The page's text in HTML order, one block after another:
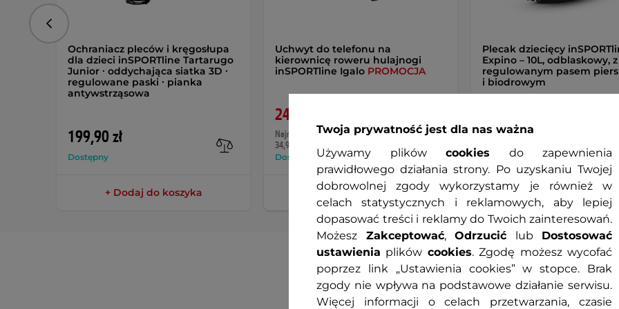
Ochraniacz pleców i kręgosłupa
dla dzieci inSPORTline Tartarugo
Junior ∙ oddychająca siatka 3D ∙
regulowane paski ∙ pianka
antywstrząsowa
199,90 zł
Dostępny
+ Dodaj do koszyka
Uchwyt do telefonu na
kierownicę roweru hulajnogi
inSPORTline Igalo PROMOCJA
24,90 zł
Najniższa cena z 30 dni przed obniżką:
34,90 zł
Dostępny
+ Dodaj do koszyka
Plecak dziecięcy
Expino – 10L, odblaskowy, z
regulowanym pasem
i biodrowym
79,90 zł
Dostępny
+ Dodaj do koszyka
Poprzedni
Twoja prywatność jest dla nas ważna
Używamy plików cookies do zapewnienia
prawidłowego działania strony. Po uzyskaniu Twojej
dobrowolnej zgody wykorzystamy je również w
celach statystycznych i reklamowych, aby lepiej
dopasować treści i reklamy do Twoich zainteresowań.
Możesz Zakceptować, Odrzucić lub Dostosować
ustawienia plików cookies. Zgodę możesz wycofać
poprzez link „Ustawienia cookies” w stopce. Brak
zgody nie wpływa na podstawowe działanie serwisu.
Więcej informacji o celach przetwarzania, czasie